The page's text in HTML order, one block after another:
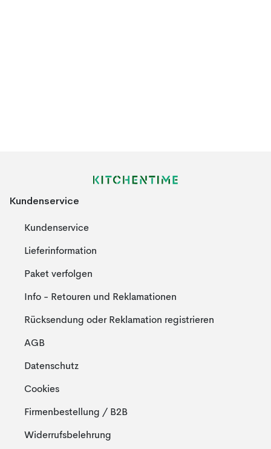
Kundenservice
Kundenservice
Lieferinformation
Paket verfolgen
Info - Retouren und Reklamationen
Rücksendung oder Reklamation registrieren
AGB
Datenschutz
Cookies
Firmenbestellung / B2B
Widerrufsbelehrung